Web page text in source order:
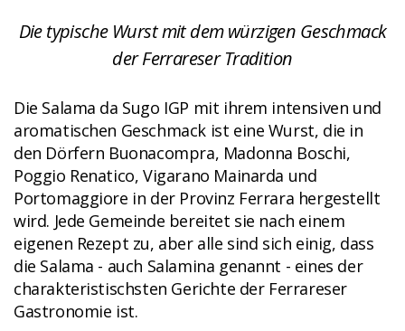
Die typische Wurst mit dem würzigen Geschmack
der Ferrareser Tradition
Die Salama da Sugo IGP mit ihrem intensiven und
aromatischen Geschmack ist eine Wurst, die in
den Dörfern Buonacompra, Madonna Boschi,
Poggio Renatico, Vigarano Mainarda und
Portomaggiore in der Provinz Ferrara hergestellt
wird. Jede Gemeinde bereitet sie nach einem
eigenen Rezept zu, aber alle sind sich einig, dass
die Salama - auch Salamina genannt - eines der
charakteristischsten Gerichte der Ferrareser
Gastronomie ist.